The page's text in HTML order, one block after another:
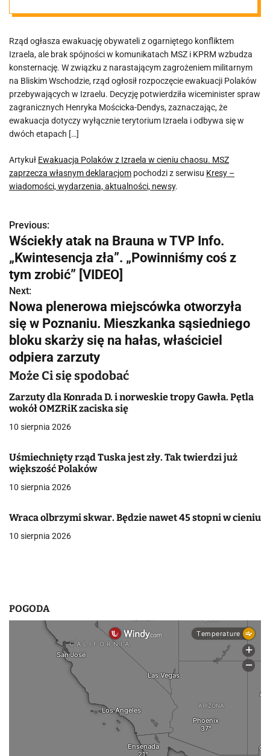
zaprzecza
własnym
deklaracjom
Rząd ogłasza ewakuację obywateli z ogarniętego konfliktem
Izraela, ale brak spójności w komunikatach MSZ i KPRM wzbudza
konsternację. W związku z narastającym zagrożeniem militarnym
na Bliskim Wschodzie, rząd ogłosił rozpoczęcie ewakuacji Polaków
przebywających w Izraelu. Decyzję potwierdziła wiceminister spraw
zagranicznych Henryka Mościcka-Dendys, zaznaczając, że
ewakuacja dotyczy wyłącznie terytorium Izraela i odbywa się w
dwóch etapach […]
Artykuł Ewakuacja Polaków z Izraela w cieniu chaosu. MSZ
zaprzecza własnym deklaracjom pochodzi z serwisu Kresy –
wiadomości, wydarzenia, aktualności, newsy.
N
a
w
i
g
a
c
j
a
w
p
i
u
Previous:
Wściekły atak na Brauna w TVP Info.
„Kwintesencja zła”. „Powinniśmy coś z
tym zrobić” [VIDEO]
Next:
Nowa plenerowa miejscówka otworzyła
się w Poznaniu. Mieszkanka sąsiedniego
bloku skarży się na hałas, właściciel
odpiera zarzuty
Może Ci się spodobać
Zarzuty dla Konrada D. i norweskie tropy Gawła. Pętla
wokół OMZRiK zaciska się
10 sierpnia 2026
Uśmiechnięty rząd Tuska jest zły. Tak twierdzi już
większość Polaków
10 sierpnia 2026
Wraca olbrzymi skwar. Będzie nawet 45 stopni w cieniu
10 sierpnia 2026
POGODA